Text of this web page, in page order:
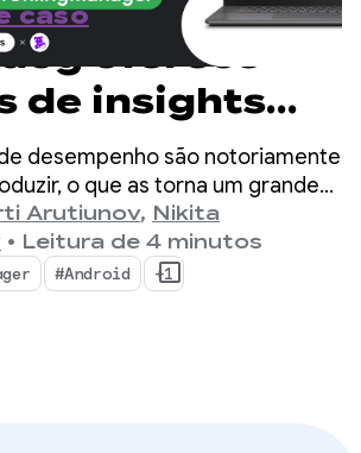
caso
oferece
de insights
de
com o
desempenho são notoriamente
o que as torna um grande
de dispositivos
Arutiunov, Nikita
• Leitura de 4 minutos
#Android +1